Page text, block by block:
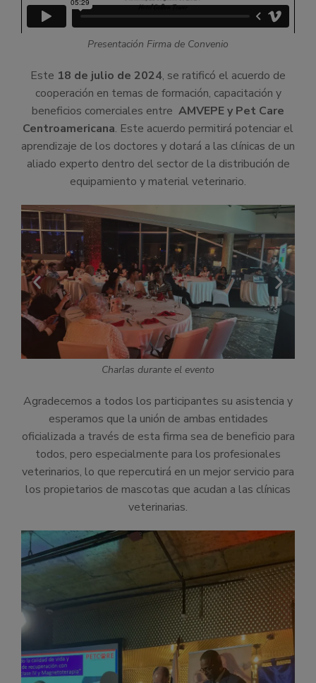
Presentación Firma de Convenio
Este 18 de julio de 2024, se ratificó el acuerdo de
cooperación en temas de formación, capacitación y
beneficios comerciales entre AMVEPE y Pet Care
Centroamericana. Este acuerdo permitirá potenciar el
aprendizaje de los doctores y dotará a las clínicas de un
aliado experto dentro del sector de la distribución de
equipamiento y material veterinario.
Charlas durante el evento
Agradecemos a todos los participantes su asistencia y
esperamos que la unión de ambas entidades
oficializada a través de esta firma sea de beneficio para
todos, pero especialmente para los profesionales
veterinarios, lo que repercutirá en un mejor servicio para
los propietarios de mascotas que acudan a las clínicas
veterinarias.